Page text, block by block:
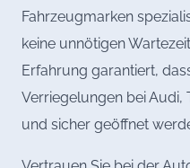
Fahrzeugmarken
keine unnötigen
Erfahrung garantiert,
Verriegelungen bei
und sicher geöffnet